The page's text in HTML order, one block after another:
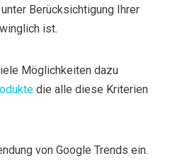
Berücksichtigung Ihrer
ist.
Möglichkeiten dazu
die alle diese Kriterien
von Google Trends ein.